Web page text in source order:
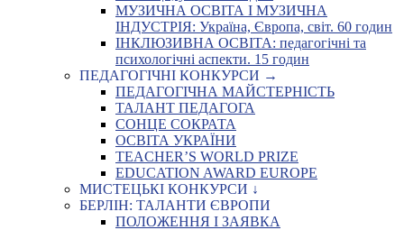
МУЗИЧНА ОСВІТА І МУЗИЧНА
ІНДУСТРІЯ: Україна, Європа, світ. 60 годин
ІНКЛЮЗИВНА ОСВІТА: педагогічні та
психологічні аспекти. 15 годин
ПЕДАГОГІЧНІ КОНКУРСИ →
ПЕДАГОГІЧНА МАЙСТЕРНІСТЬ
ТАЛАНТ ПЕДАГОГА
СОНЦЕ СОКРАТА
ОСВІТА УКРАЇНИ
TEACHER’S WORLD PRIZE
EDUCATION AWARD EUROPE
МИСТЕЦЬКІ КОНКУРСИ ↓
БЕРЛІН: ТАЛАНТИ ЄВРОПИ
ПОЛОЖЕННЯ І ЗАЯВКА